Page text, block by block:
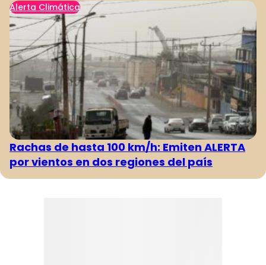
Alerta Climática
Rachas de hasta 100 km/h: Emiten ALERTA
por vientos en dos regiones del país